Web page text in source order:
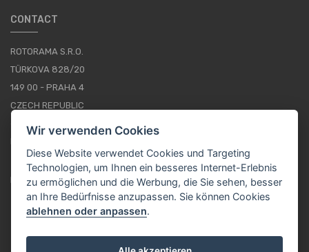
CONTACT
ROTORAMA S.R.O.
TÜRKOVA 828/20
149 00 - PRAHA 4
CZECH REPUBLIC
+420 252 252 098
IMPRESSUM
Wir verwenden Cookies
Diese Website verwendet Cookies und Targeting
Technologien, um Ihnen ein besseres Internet-Erlebnis
zu ermöglichen und die Werbung, die Sie sehen, besser
an Ihre Bedürfnisse anzupassen. Sie können Cookies
ablehnen oder anpassen.